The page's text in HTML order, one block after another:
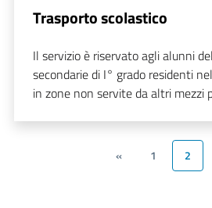
Trasporto scolastico
Il servizio è riservato agli alunni
secondarie di I° grado residenti
in zone non servite da altri mezzi
« 1 2